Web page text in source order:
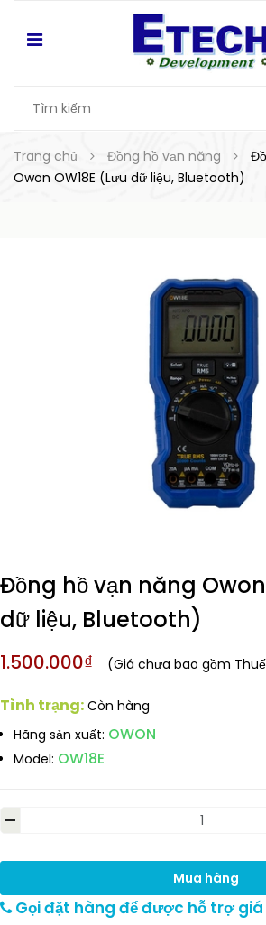
Trang chủ Đồng hồ vạn năng
Owon OW18E (Lưu dữ liệu, Bluetooth)
Đồng hồ vạn năng Owon
dữ liệu, Bluetooth)
1.500.000₫ (Giá chưa bao gồm Thuế
Tình trạng: Còn hàng
Hãng sản xuất: OWON
Model: OW18E
-
Mua hàng
Gọi đặt hàng để được hỗ trợ